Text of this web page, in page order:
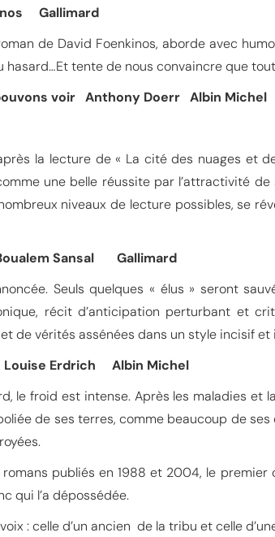
Gallimard
de David Foenkinos, aborde avec
hasard…Et tente de nous convaincre que
voir Anthony Doerr Albin Michel
la lecture de « La cité des nuages et
une belle réussite par l’attractivité
niveaux de lecture possibles, se
Sansal Gallimard
Seuls quelques « élus » seront
récit d’anticipation perturbant et
de vérités assénées dans un style incisif
Louise Erdrich Albin Michel
le froid est intense. Après les maladies
de ses terres, comme beaucoup de
publiés en 1988 et 2004, le
qui l’a dépossédée.
: celle d’un ancien de la tribu et celle